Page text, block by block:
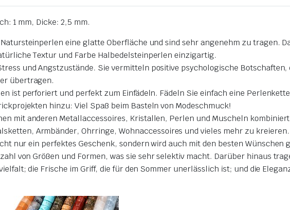
1 mm, Dicke: 2,5 mm.
eine glatte Oberfläche und sind sehr angenehm zu tragen.
Textur und Farbe Halbedelsteinperlen einzigartig.
und Angstzustände. Sie vermitteln positive psychologische
übertragen.
ist perforiert und perfekt zum Einfädeln. Fädeln Sie einfach eine
hinzu: Viel Spaß beim Basteln von Modeschmuck!
mit anderen Metallaccessoires, Kristallen, Perlen und Muscheln
Armbänder, Ohrringe, Wohnaccessoires und vieles mehr zu
nur ein perfektes Geschenk, sondern wird auch mit den besten Wünschen
von Größen und Formen, was sie sehr selektiv macht. Darüber hinaus
die Frische im Griff, die für den Sommer unerlässlich ist; und die